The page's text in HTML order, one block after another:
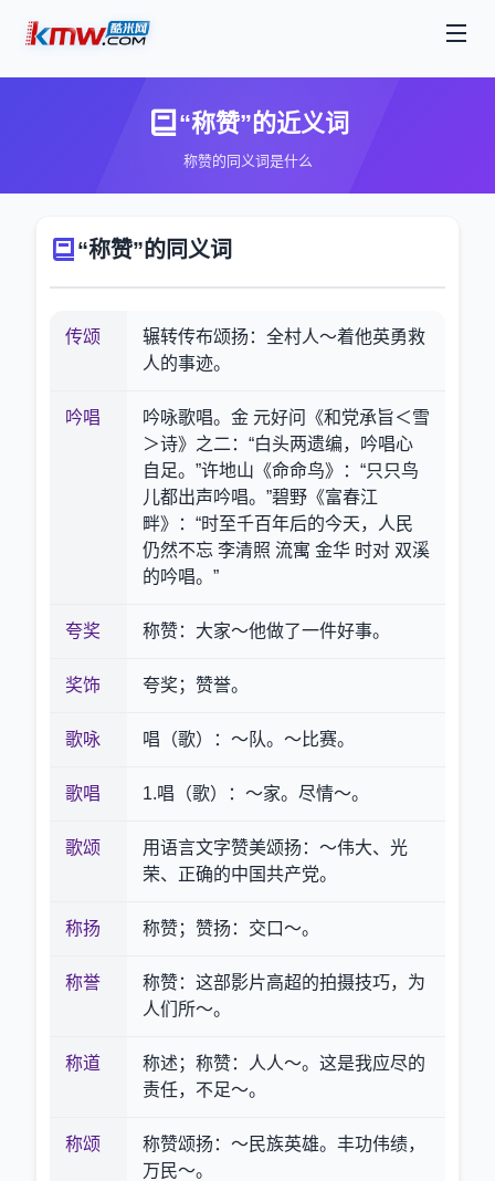
“称赞”的近义词
称赞的同义词是什么
“称赞”的同义词
传颂
辗转传布颂扬：全村人～着他英勇救
人的事迹。
吟唱
吟咏歌唱。金 元好问《和党承旨＜雪
＞诗》之二：“白头两遗编，吟唱心
自足。”许地山《命命鸟》：“只只鸟
儿都出声吟唱。”碧野《富春江
畔》：“时至千百年后的今天，人民
仍然不忘 李清照 流寓 金华 时对 双溪
的吟唱。”
夸奖 称赞：大家～他做了一件好事。
奖饰 夸奖；赞誉。
歌咏 唱（歌）：～队。～比赛。
歌唱 1.唱（歌）：～家。尽情～。
歌颂
用语言文字赞美颂扬：～伟大、光
荣、正确的中国共产党。
称扬 称赞；赞扬：交口～。
称誉
称赞：这部影片高超的拍摄技巧，为
人们所～。
称道
称述；称赞：人人～。这是我应尽的
责任，不足～。
称颂
称赞颂扬：～民族英雄。丰功伟绩，
万民～。